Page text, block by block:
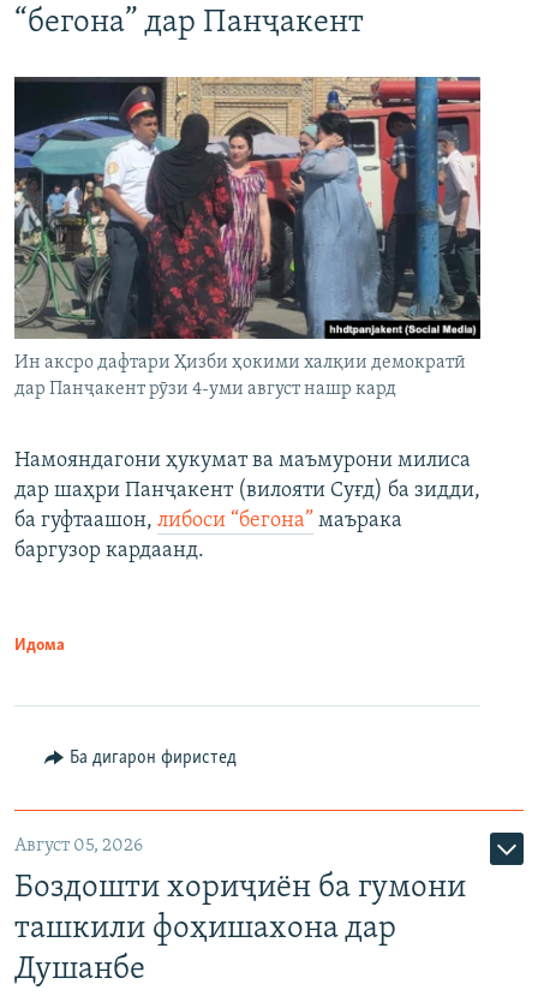
“бегона” дар Панҷакент
Ин аксро дафтари Ҳизби ҳокими халқии демократӣ
дар Панҷакент рӯзи 4-уми август нашр кард
Намояндагони ҳукумат ва маъмурони милиса
дар шаҳри Панҷакент (вилояти Суғд) ба зидди,
ба гуфтаашон, либоси “бегона” маърака
баргузор кардаанд.
Идома
Ба дигарон фиристед
Август 05, 2026
Боздошти хориҷиён ба гумони
ташкили фоҳишахона дар
Душанбе